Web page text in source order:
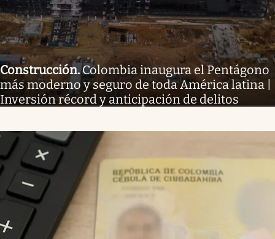
Construcción.Colombia inaugura el Pentágono
más moderno y seguro de toda América latina |
Inversión récord y anticipación de delitos